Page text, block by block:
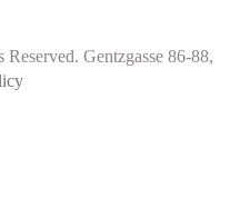
Gentzgasse 86-88,